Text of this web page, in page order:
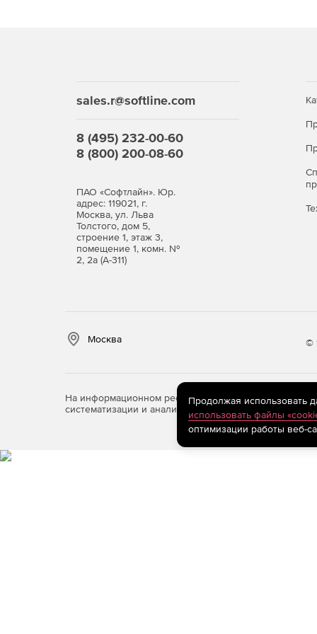
Администрирование:
Консоль web-администрирования с
контекстной помощью. С помощью данного
параметры сервиса.
Автоматизация администрирования через
Полное/частичное восстановление,
посредством модуля Back-up & Restore.
Создание различных аккаунтов с разным
sales.r@softline.com
8 (495) 232-00-60
8 (800) 200-08-60
ПАО «Софтлайн». Юр.
адрес: 119021, г.
Москва, ул. Льва
Толстого, дом 5,
строение 1, этаж 3,
помещение 1, комн. №
2, 2а (А-311)
Москва ©
На информационном ресурсе store.softline.ru
систематизации и анализа сведений, относящихся
Продолжая использовать
использовать файлы
оптимизации работы веб-